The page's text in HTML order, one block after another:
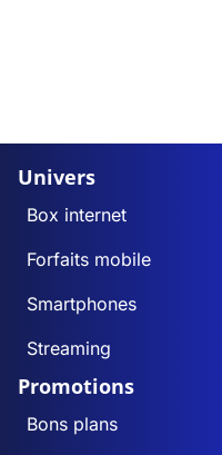
Univers
Box internet
Forfaits mobile
Smartphones
Streaming
Promotions
Bons plans